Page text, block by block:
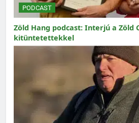
PODCAST
Zöld Hang podcast: Interjú a Zöld
kitüntetettekkel